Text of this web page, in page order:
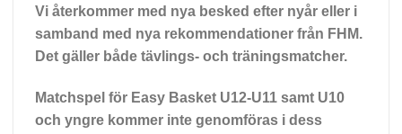
Vi återkommer med nya besked efter nyår eller i
samband med nya rekommendationer från FHM.
Det gäller både tävlings- och träningsmatcher.
Matchspel för Easy Basket U12-U11 samt U10
och yngre kommer inte genomföras i dess